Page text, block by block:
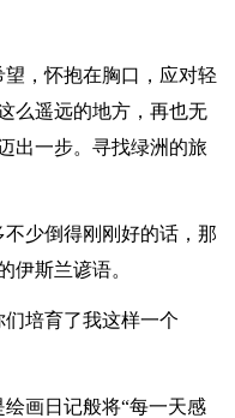
，怀抱在胸口，应对轻
么遥远的地方，再也无
出一步。寻找绿洲的旅
少倒得刚刚好的话，那
斯兰谚语。
培育了我这样一个
画日记般将“每一天感